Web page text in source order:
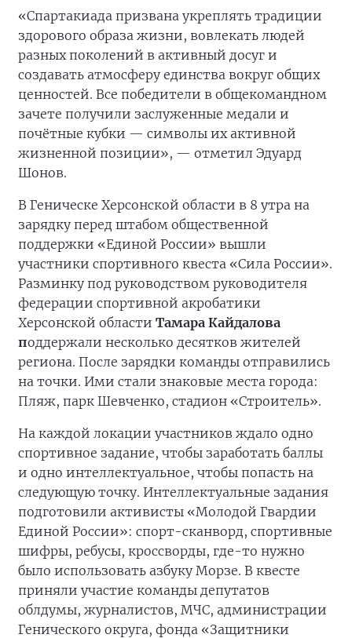
«Спартакиада призвана укреплять традиции
здорового образа жизни, вовлекать людей
разных поколений в активный досуг и
создавать атмосферу единства вокруг общих
ценностей. Все победители в общекомандном
зачете получили заслуженные медали и
почётные кубки — символы их активной
жизненной позиции», — отметил Эдуард
Шонов.
В Геническе Херсонской области в 8 утра на
зарядку перед штабом общественной
поддержки «Единой России» вышли
участники спортивного квеста «Сила России».
Разминку под руководством руководителя
федерации спортивной акробатики
Херсонской области Тамара Кайдалова
поддержали несколько десятков жителей
региона. После зарядки команды отправились
на точки. Ими стали знаковые места города:
Пляж, парк Шевченко, стадион «Строитель».
На каждой локации участников ждало одно
спортивное задание, чтобы заработать баллы
и одно интеллектуальное, чтобы попасть на
следующую точку. Интеллектуальные задания
подготовили активисты «Молодой Гвардии
Единой России»: спорт-сканворд, спортивные
шифры, ребусы, кроссворды, где-то нужно
было использовать азбуку Морзе. В квесте
приняли участие команды депутатов
облдумы, журналистов, МЧС, администрации
Генического округа, фонда «Защитники